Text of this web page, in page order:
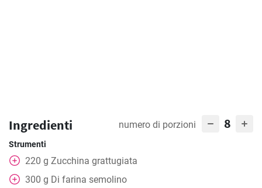
Ingredienti numero di porzioni 8
Strumenti
220 g Zucchina grattugiata
300 g Di farina semolino